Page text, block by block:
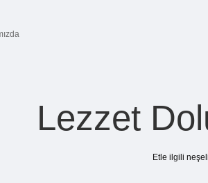
Lezzet
Etle ilgili